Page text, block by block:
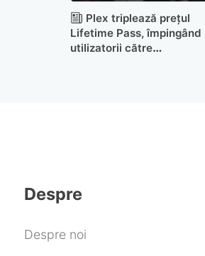
Plex triplează prețul
Lifetime Pass, împingând
utilizatorii către
Despre
Despre noi